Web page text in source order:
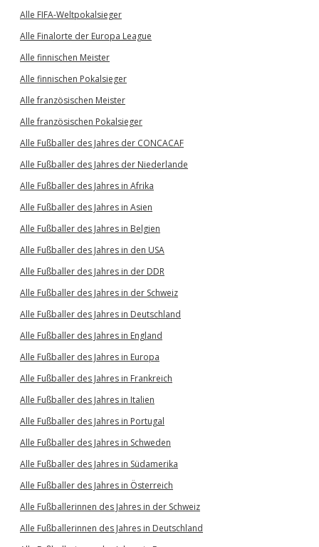
Alle FIFA-Weltpokalsieger
Alle Finalorte der Europa League
Alle finnischen Meister
Alle finnischen Pokalsieger
Alle französischen Meister
Alle französischen Pokalsieger
Alle Fußballer des Jahres der CONCACAF
Alle Fußballer des Jahres der Niederlande
Alle Fußballer des Jahres in Afrika
Alle Fußballer des Jahres in Asien
Alle Fußballer des Jahres in Belgien
Alle Fußballer des Jahres in den USA
Alle Fußballer des Jahres in der DDR
Alle Fußballer des Jahres in der Schweiz
Alle Fußballer des Jahres in Deutschland
Alle Fußballer des Jahres in England
Alle Fußballer des Jahres in Europa
Alle Fußballer des Jahres in Frankreich
Alle Fußballer des Jahres in Italien
Alle Fußballer des Jahres in Portugal
Alle Fußballer des Jahres in Schweden
Alle Fußballer des Jahres in Südamerika
Alle Fußballer des Jahres in Österreich
Alle Fußballerinnen des Jahres in der Schweiz
Alle Fußballerinnen des Jahres in Deutschland